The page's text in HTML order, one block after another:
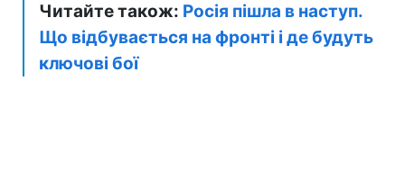
Читайте також: Росія пішла в наступ.
Що відбувається на фронті і де будуть
ключові бої